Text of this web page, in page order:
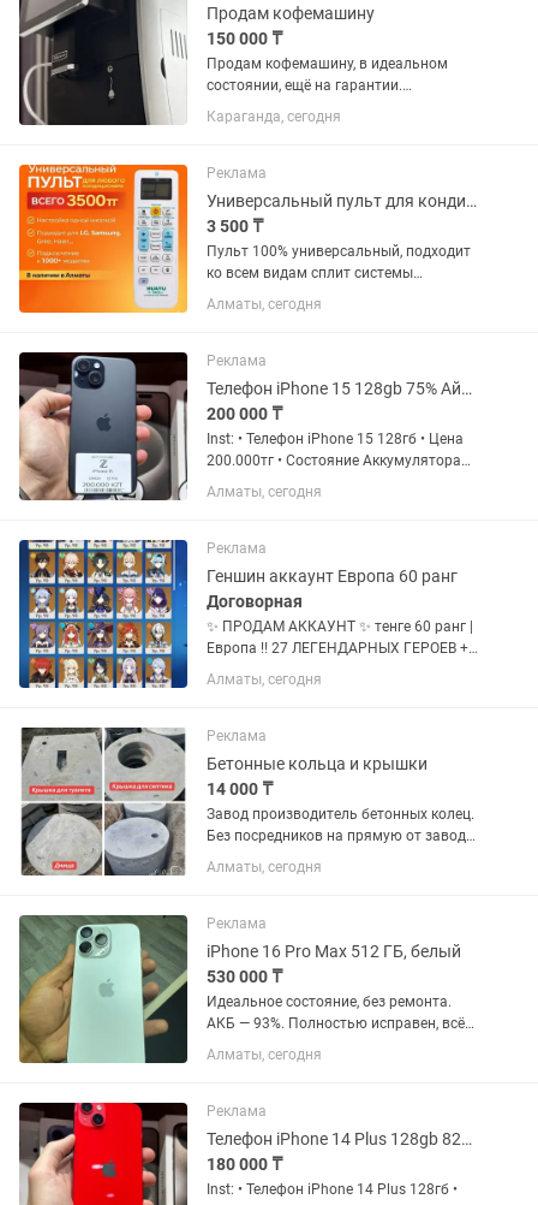
Продам кофемашину
150 000 ₸
Продам кофемашину, в идеальном
состоянии, ещё на гарантии.
Автоматическая, дисплей с подсветкой,
сенсорный экран с выбором напитков,
простая, можно сразу две...
Караганда, сегодня
Реклама
Универсальный пульт для кондиционеров
3 500 ₸
Пульт 100% универсальный, подходит
ко всем видам сплит системы
Гарантия + качество (3 дня гарантия
на проверку/обмен/возврат) Звоните
доступен /
Алматы, сегодня
Реклама
Телефон iPhone 15 128gb 75% Айфон 15 128гб 75%
200 000 ₸
Inst: • Телефон iPhone 15 128гб • Цена
200.000тг • Состояние Аккумулятора
75% • Комплект: Шнур зарядка, коробка
• Состояние телефона 10/10 • Телефон
Гарантия на...
Алматы, сегодня
Реклама
Геншин аккаунт Европа 60 ранг
Договорная
✨ ПРОДАМ АККАУНТ ✨ тенге 60 ранг |
Европа ‼️ 27 ЛЕГЕНДАРНЫХ ГЕРОЕВ +
25 ЛЕГЕНДАРНЫХ ОРУЖИЙ‼️ 🍭 Все
персонажи, оружие и СКИНЫ
✨ Стандарт лиги :: Джинн С2; Кэцян...
Алматы, сегодня
Реклама
Бетонные кольца и крышки
14 000 ₸
Завод производитель бетонных колец.
Без посредников на прямую от завода.
Бетонные кольца: КС 1м (высота 60см)
- 14000тг; КС 1м (высота 90см) -
тг; КС 1,5м...
Алматы, сегодня
Реклама
iPhone 16 Pro Max 512 ГБ, белый
530 000 ₸
Идеальное состояние, без ремонта.
АКБ — 93%. Полностью исправен, всё
работает отлично. В комплекте
оригинальная коробка, кабель и
Минимальный торг. Подробнее .
Алматы, сегодня
Реклама
Телефон iPhone 14 Plus 128gb 82% Айфон 14 Плюс 128гб 82%
180 000 ₸
Inst: • Телефон iPhone 14 Plus 128гб •